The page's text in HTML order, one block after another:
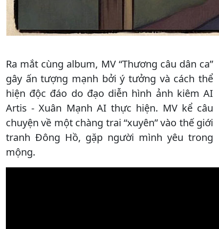
Ra mắt cùng album, MV “Thương câu dân ca”
gây ấn tượng mạnh bởi ý tưởng và cách thể
hiện độc đáo do đạo diễn hình ảnh kiêm AI
Artis - Xuân Mạnh AI thực hiện. MV kể câu
chuyện về một chàng trai “xuyên” vào thế giới
tranh Đông Hồ, gặp người mình yêu trong
mộng.